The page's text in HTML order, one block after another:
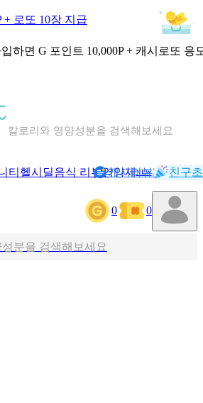
+ 로또 10장 지급
하면 G 포인트 10,000P + 캐시로또 응
칼로리와 영양성분을 검색해보세요
티 헬시딜음식 리뷰영양제NEW기록
캐시리뷰 친구
0 0
분을 검색해보세요
음식 검색해보세요